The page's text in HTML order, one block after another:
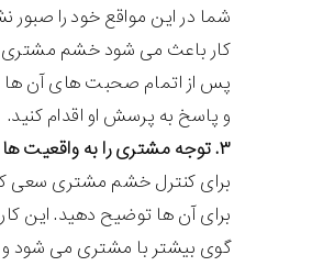
شما در این مواقع خود را صبور
کار باعث می شود خشم
پس از اتمام صحبت های آن
و پاسخ به پرسش او اقدام کنید.
۳. توجه مشتری را به واقعیت ها جلب کنید
برای کنترل خشم مشتری سعی
برای آن ها توضیح دهید. این
گوی بیشتر با مشتری می شود